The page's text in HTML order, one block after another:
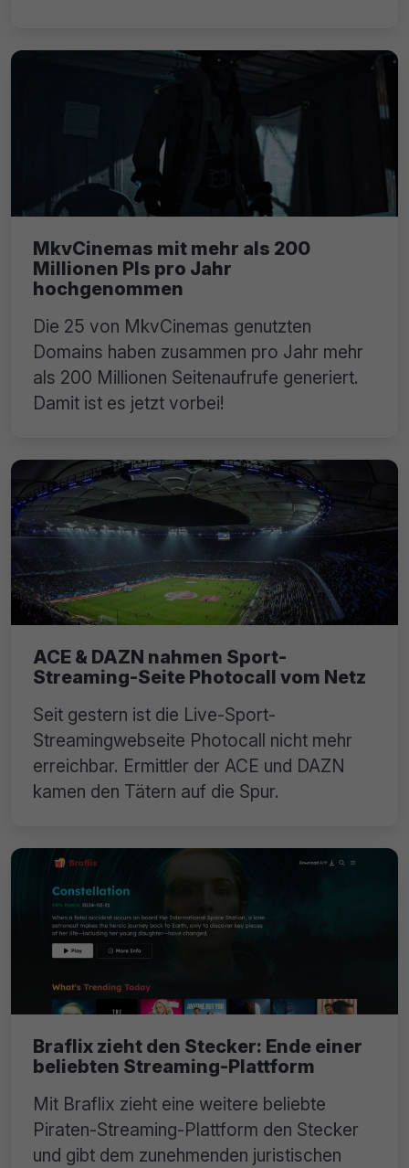
MkvCinemas mit mehr als 200
Millionen PIs pro Jahr
hochgenommen
Die 25 von MkvCinemas genutzten
Domains haben zusammen pro Jahr mehr
als 200 Millionen Seitenaufrufe generiert.
Damit ist es jetzt vorbei!
ACE & DAZN nahmen Sport-
Streaming-Seite Photocall vom Netz
Seit gestern ist die Live-Sport-
Streamingwebseite Photocall nicht mehr
erreichbar. Ermittler der ACE und DAZN
kamen den Tätern auf die Spur.
Braflix zieht den Stecker: Ende einer
beliebten Streaming-Plattform
Mit Braflix zieht eine weitere beliebte
Piraten-Streaming-Plattform den Stecker
und gibt dem zunehmenden juristischen